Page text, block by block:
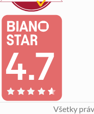
Všetky